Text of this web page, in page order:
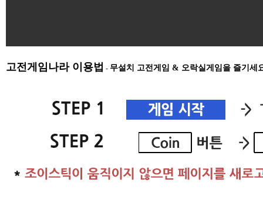
고전게임나라 이용법 - 무설치 고전게임 & 오락실게임을 즐기세